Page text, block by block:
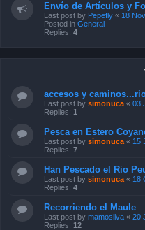
Envío de Artículos y
Last post by Pepefly « 18
Posted in General
Replies: 4
accesos y
Last post by simonuca « 03
Replies: 1
Pesca en Estero
Last post by simonuca « 15
Replies: 7
Han Pescado el Rio
Last post by simonuca « 18
Replies: 4
Recorriendo el Maule
Last post by mamosilva « 20
Replies: 12